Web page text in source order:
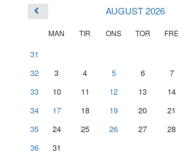
AUGUST 2026
MAN TIR ONS TOR FRE
31
32
3 4 5 6 7
33
10 11 12 13 14
34
17 18 19 20 21
35
24 25 26 27 28
36
31